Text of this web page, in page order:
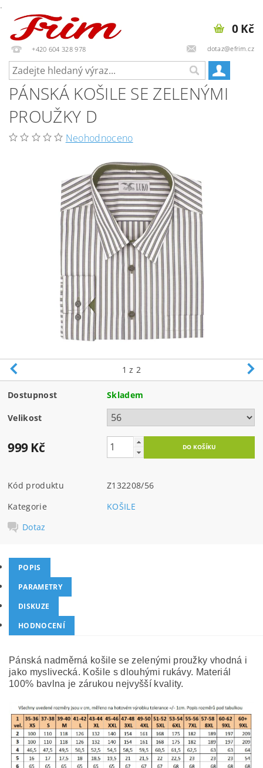
.
+420 604 328 978 dotaz@efrim.cz
0 Kč
PÁNSKÁ KOŠILE SE ZELENÝMI
PROUŽKY D
Neohodnoceno
1 z 2
Dostupnost Skladem
Velikost
999 Kč
Kód produktu
Z132208/56
Kategorie
KOŠILE
Dotaz
POPIS
PARAMETRY
DISKUZE
HODNOCENÍ
Pánská nadměrná košile se zelenými proužky vhodná i
jako myslivecká. Košile s dlouhými rukávy. Materiál
100% bavlna je zárukou nejvyšší kvality.